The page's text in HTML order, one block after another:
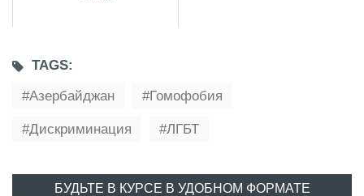
TAGS:
Азербайджан
Гомофобия
Дискриминация ЛГБТ
БУДЬТЕ В КУРСЕ В УДОБНОМ ФОРМАТЕ